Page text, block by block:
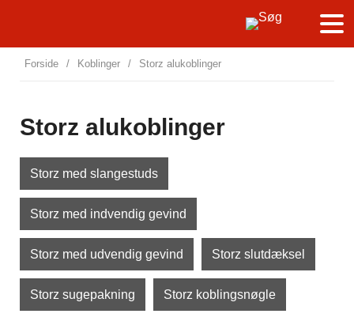
Forside / Koblinger / Storz alukoblinger
Storz alukoblinger
Storz med slangestuds
Storz med indvendig gevind
Storz med udvendig gevind Storz slutdæksel
Storz sugepakning Storz koblingsnøgle